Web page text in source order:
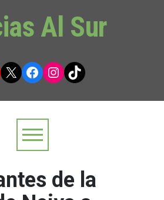
Al Sur
X Facebook
Instagram
TikTok
de la